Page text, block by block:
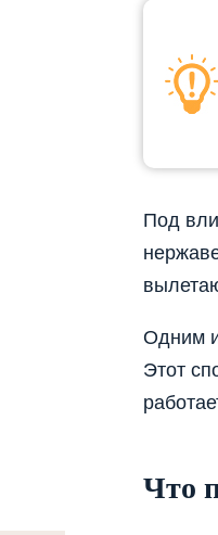
Под
Одним
Этот
Что